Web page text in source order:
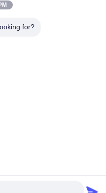
DISTRICT, CHANGZHOU-
Co., Ltd . Alle rechten
for?